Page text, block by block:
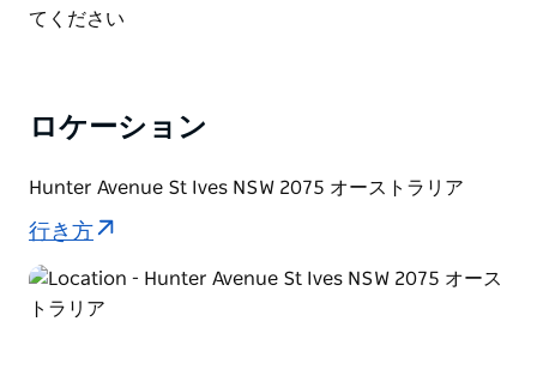
を計画できるように、これらの他のトラックをチェック
して知られる豪華な一連のロックプールに到達するま
で、ブラックバット、湿地のシーオーク、アンゴフォ
Cascades では、1928 年に最初のプールを堰き止める
ために建設された砂岩の壁の名残を見ることができま
す。今日は都市部の水の流れのため、ここでの水泳はお
List
てください
ロケーション
Hunter Avenue St Ives NSW 2075 オーストラリア
行き方